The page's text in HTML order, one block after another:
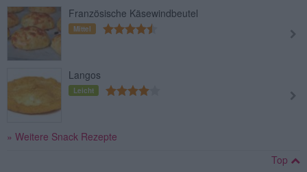
Französische Käsewindbeutel
Mittel
Langos
Leicht
» Weitere Snack Rezepte
Top